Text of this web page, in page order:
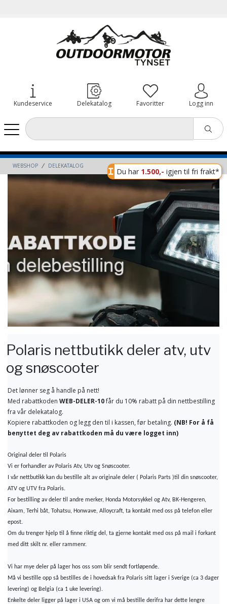
Kundeservice Delekatalog Favoritter Logg inn
WEBSHOP DELEKATALOG
Du har 1.500,- igjen til fri frakt*
Polaris nettbutikk deler atv, utv
og snøscooter
Det lønner seg å handle på nett!
Med rabattkoden WEB-DELER-10får du 10% rabatt på din nettbestilling
fra vår delekatalog.
Kopiere rabattkoden og legg den til i kassen, før betaling. (NB! For å få
benyttet deg av rabattkoden må du være logget inn)
Original deler til Polaris
Vi er forhandler av Polaris Atv, Utv og Snøscooter.
I vår nettbutikk kan du bestille alt av originale deler ( Polaris Parts )til din snøscooter,
ATV og UTV fra Polaris.
For bestilling av deler til andre merker, Honda Motorsykkel og Atv, BK-Hengeren,
Aixam, Terhi båt, Tohatsu, Honwave, Alloycraft, ta kontakt med oss på telefon eller
epost.
Om du trenger hjelp til å finne riktig del, ta gjerne kontakt med oss på mail i forkant
med ditt skilt nr. eller rammenr.
Vi har mye deler på lager hos oss som blir sendt fortløpende.
Må vi bestille opp så bestilles de i hovedsak fra Polaris sitt lager i Sverige (ca 3 dager
levering) og Belgia (ca 1 uke levering).
Enkelte deler ligger på lager i USA og om vi må bestille derifra har dette lengre